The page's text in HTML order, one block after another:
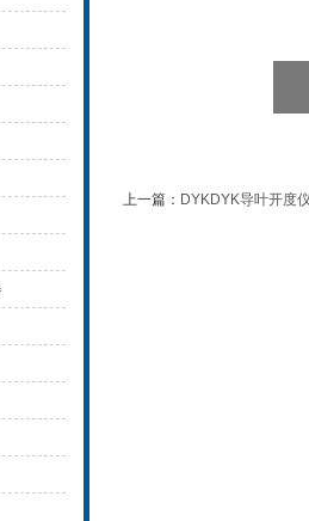
上一篇： DYKDYK导叶开度